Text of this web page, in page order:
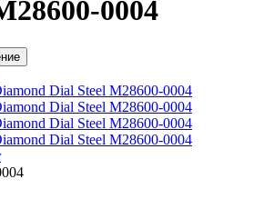
0004